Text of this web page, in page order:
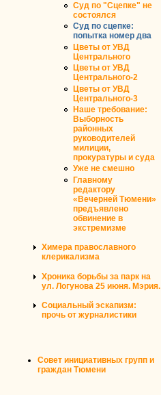
Суд по "Сцепке" не
состоялся
Суд по сцепке:
попытка номер два
Цветы от УВД
Центрального
Цветы от УВД
Центрального-2
Цветы от УВД
Центрального-3
Наше требование:
Выборность
районных
руководителей
милиции,
прокуратуры и суда
Уже не смешно
Главному
редактору
«Вечерней Тюмени»
предъявлено
обвинение в
экстремизме
Химера православного
клерикализма
Хроника борьбы за парк на
ул. Логунова 25 июня. Мэрия.
Социальный эскапизм:
прочь от журналистики
Совет инициативных групп и
граждан Тюмени